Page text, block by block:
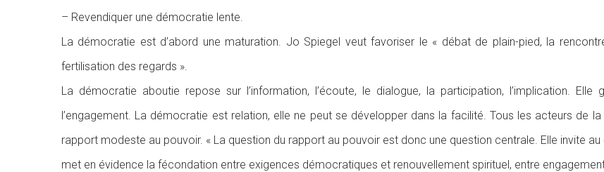
– Revendiquer une démocratie lente.
La démocratie est d’abord une maturation. Jo Spiegel veut favoriser le « débat de plain-pied, la
fertilisation des regards ».
La démocratie aboutie repose sur l’information, l’écoute, le dialogue, la participation, l’implication. Elle
l’engagement. La démocratie est relation, elle ne peut se développer dans la facilité. Tous les acteurs de
rapport modeste au pouvoir. « La question du rapport au pouvoir est donc une question centrale. Elle invite
met en évidence la fécondation entre exigences démocratiques et renouvellement spirituel, entre